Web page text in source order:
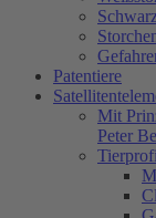
Patentiere
Mit
Peter